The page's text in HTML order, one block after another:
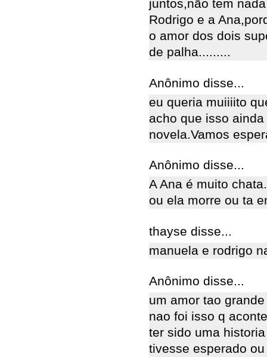
juntos,não tem
Rodrigo e a
o amor dos dois
de palha.........
Anônimo disse...
eu queria muiiiito
acho que isso
novela.Vamos
Anônimo disse...
A Ana é muito
ou ela morre ou ta
thayse disse...
manuela e rodrigo
Anônimo disse...
um amor tao
nao foi isso q
ter sido uma
tivesse esperado